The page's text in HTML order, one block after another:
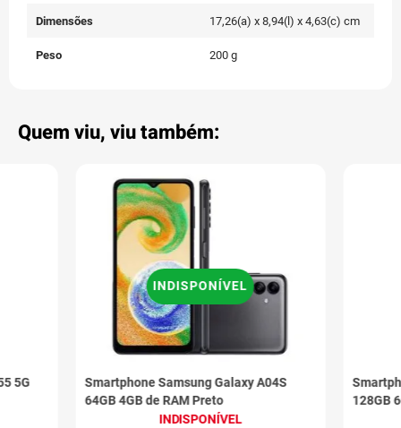
Dimensões 17,26(a) x 8,94(l) x 4,63(c) cm
Peso 200 g
Quem viu, viu também:
5G
Smartphone Samsung Galaxy A04S
64GB 4GB de RAM Preto
INDISPONÍVEL
INDISPONÍVEL
128GB